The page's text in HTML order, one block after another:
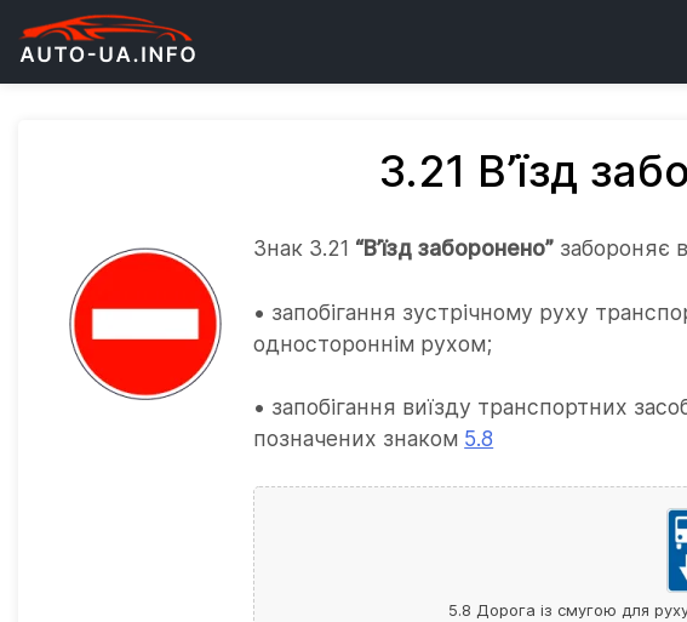
3.21 В’їзд
Знак 3.21 “В’їзд заборонено” забороняє
• запобігання зустрічному руху
одностороннім рухом;
• запобігання виїзду транспортних
позначених знаком 5.8
5.8 Дорога із смугою для